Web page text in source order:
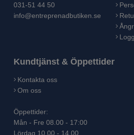
031-51 44 50
info@entreprenadbutiken.se
Kundtjänst & Öppettider
Kontakta oss
Om oss
Öppettider:
Mån - Fre 08.00 - 17:00
Lördag 10.00 - 14.00